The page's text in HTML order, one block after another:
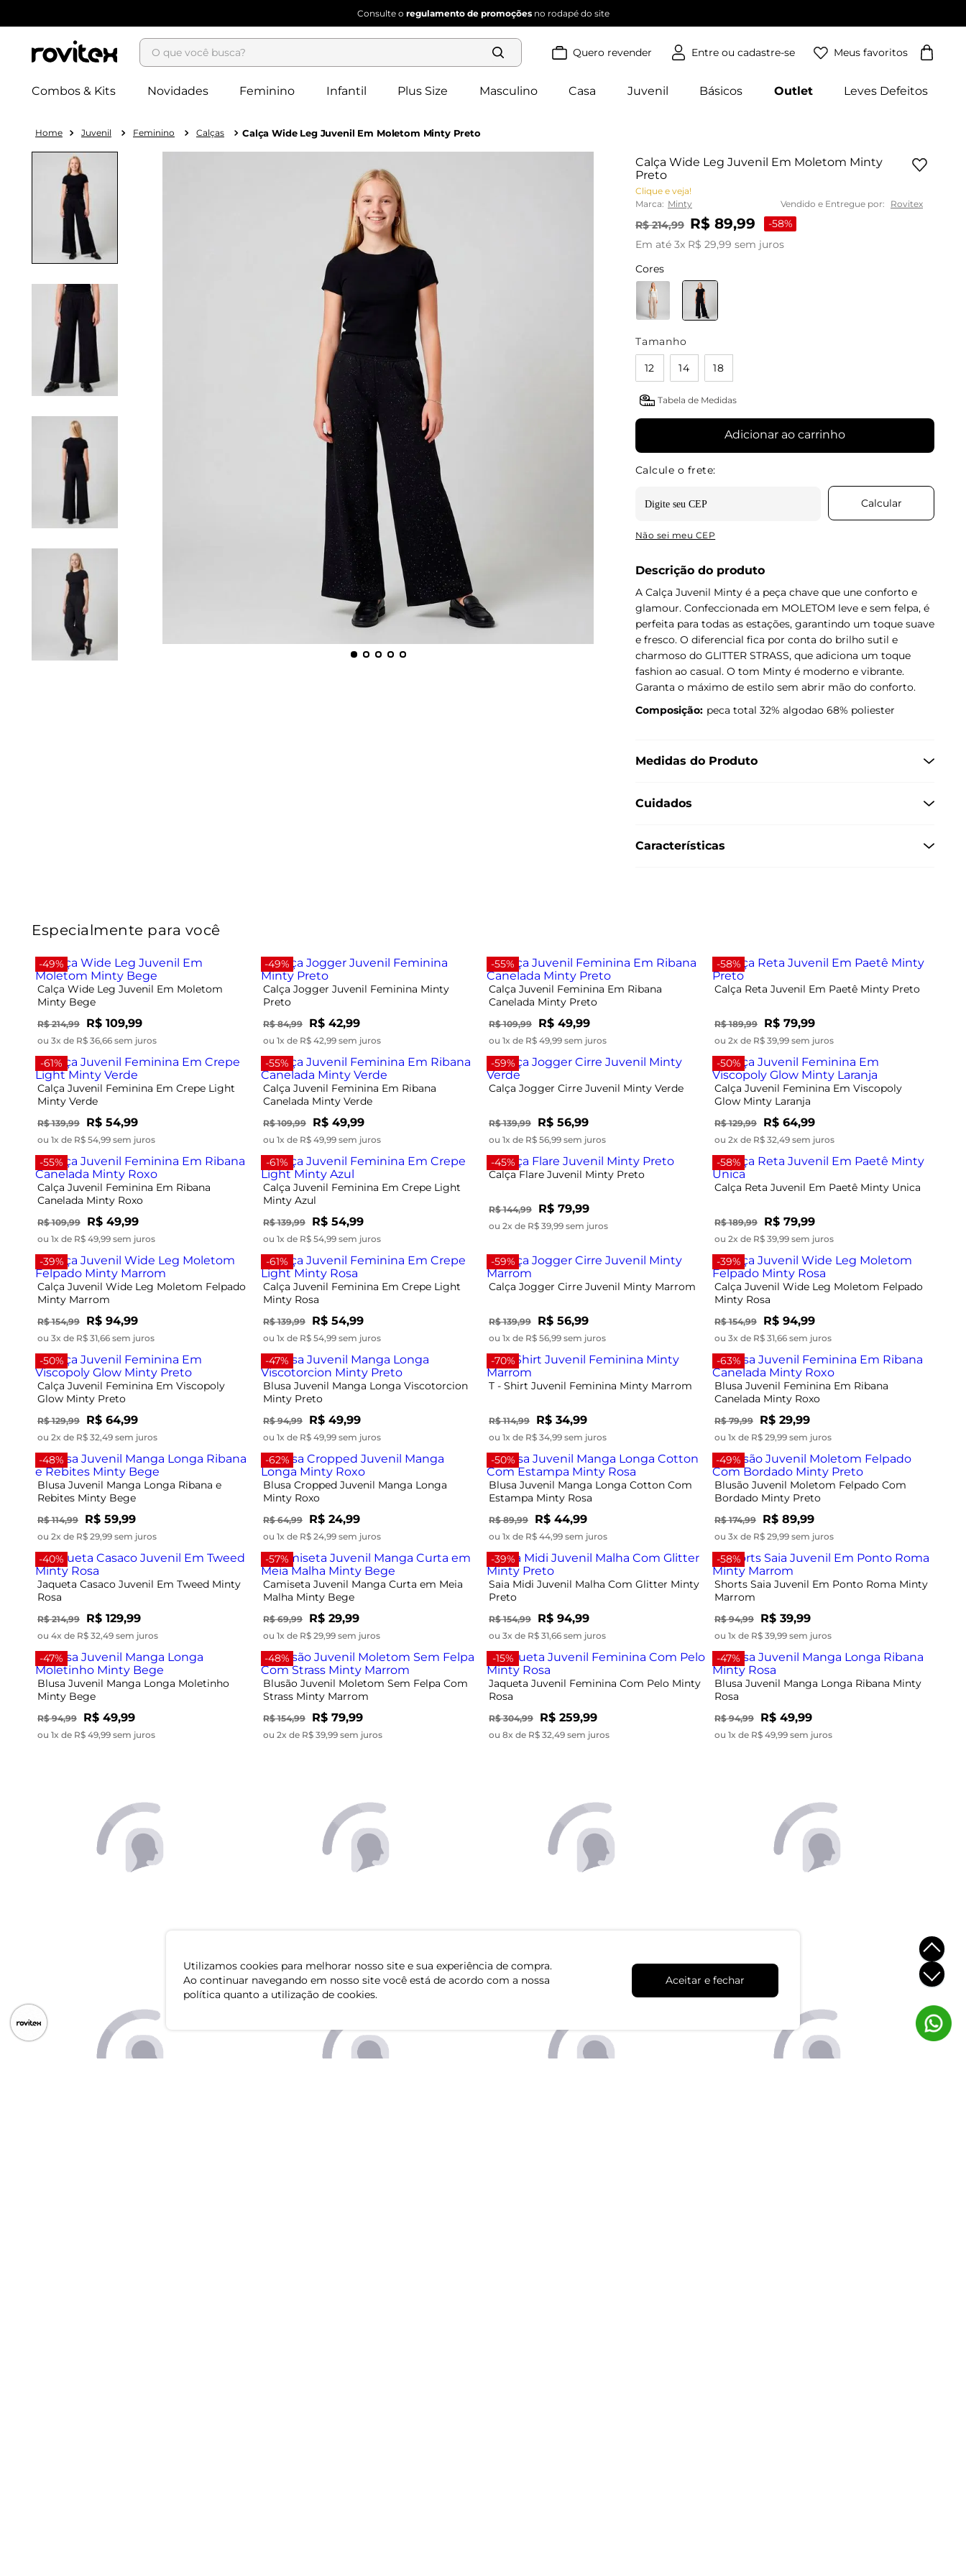
Consulte o regulamento de promoçõesno rodapé do site
O que você busca?
Quero revender Meus favoritos
Combos & Kits Novidades Feminino Infantil Plus Size Masculino Casa Juvenil Básicos Outlet Leves Defeitos
Utilizamos cookies para melhorar nosso site e sua experiência de compra.
Ao continuar navegando em nosso site você está de acordo com a nossa
política quanto a utilização de cookies.
Aceitar e fechar
Juvenil Feminino Calças Calça Wide Leg Juvenil Em Moletom Minty Preto
Calça Wide Leg Juvenil Em Moletom Minty
Preto
Clique e veja!
Marca: Minty Vendido e Entregue por: Rovitex
R$ 214,99 R$ 89,99 -58%
Em até 3x R$ 29,99 sem juros
Cores
Tamanho
12 14 18
Tabela de Medidas
Adicionar ao carrinho
Não sei meu CEP
Descrição do produto
A Calça Juvenil Minty é a peça chave que une conforto e
glamour. Confeccionada em MOLETOM leve e sem felpa, é
perfeita para todas as estações, garantindo um toque suave
e fresco. O diferencial fica por conta do brilho sutil e
charmoso do GLITTER STRASS, que adiciona um toque
fashion ao casual. O tom Minty é moderno e vibrante.
Garanta o máximo de estilo sem abrir mão do conforto.
Composição: peca total 32% algodao 68% poliester
Medidas do Produto
Cuidados
Características
Especialmente para você
-49%
Calça Wide Leg Juvenil Em Moletom
Minty Bege
R$ 214,99 R$ 109,99
ou 3x de R$ 36,66 sem juros
-49%
Calça Jogger Juvenil Feminina Minty
Preto
R$ 84,99 R$ 42,99
ou 1x de R$ 42,99 sem juros
-55%
Calça Juvenil Feminina Em Ribana
Canelada Minty Preto
R$ 109,99 R$ 49,99
ou 1x de R$ 49,99 sem juros
-58%
Calça Reta Juvenil Em Paetê Minty Preto
R$ 189,99 R$ 79,99
ou 2x de R$ 39,99 sem juros
-61%
Calça Juvenil Feminina Em Crepe Light
Minty Verde
R$ 139,99 R$ 54,99
ou 1x de R$ 54,99 sem juros
-55%
Calça Juvenil Feminina Em Ribana
Canelada Minty Verde
R$ 109,99 R$ 49,99
ou 1x de R$ 49,99 sem juros
-59%
Calça Jogger Cirre Juvenil Minty Verde
ou 1x de R$ 56,99 sem juros
-50%
Calça Juvenil Feminina Em Viscopoly
Glow Minty Laranja
R$ 64,99
ou 2x de R$ 32,49 sem juros
-55%
Calça Juvenil Feminina Em Ribana
Canelada Minty Roxo
R$ 49,99
ou 1x de R$ 49,99 sem juros
-61%
Calça Juvenil Feminina Em Crepe Light
Minty Azul
R$ 139,99 R$ 54,99
ou 1x de R$ 54,99 sem juros
-45%
Calça Flare Juvenil Minty Preto
R$ 144,99 R$ 79,99
ou 2x de R$ 39,99 sem juros
-58%
Calça Reta Juvenil Em Paetê Minty Unica
ou 2x de R$ 39,99 sem juros
Calça Juvenil Wide Leg Moletom Felpado
Minty Marrom
R$ 154,99 R$ 94,99
Calça Juvenil Feminina Em Crepe Light
Minty Rosa
R$ 139,99 R$ 54,99
Calça Jogger Cirre Juvenil Minty Marrom
R$ 139,99 R$ 56,99
Calça Juvenil Wide Leg Moletom Felpado
Minty Rosa
R$ 154,99 R$ 94,99
-50%
Calça Juvenil Feminina Em Viscopoly
Glow Minty Preto
R$ 129,99 R$ 64,99
ou 2x de R$ 32,49 sem juros
-47%
Blusa Juvenil Manga Longa Viscotorcion
Minty Preto
R$ 94,99 R$ 49,99
ou 1x de R$ 49,99 sem juros
-70%
T - Shirt Juvenil Feminina Minty Marrom
R$ 114,99 R$ 34,99
-63%
Blusa Juvenil Feminina Em Ribana
Canelada Minty Roxo
R$ 79,99 R$ 29,99
ou 1x de R$ 29,99 sem juros
-48%
Blusa Juvenil Manga Longa Ribana e
Rebites Minty Bege
R$ 114,99 R$ 59,99
ou 2x de R$ 29,99 sem juros
-62%
Blusa Cropped Juvenil Manga Longa
Minty Roxo
R$ 64,99 R$ 24,99
ou 1x de R$ 24,99 sem juros
-50%
Blusa Juvenil Manga Longa Cotton Com
Estampa Minty Rosa
R$ 89,99 R$ 44,99
ou 1x de R$ 44,99 sem juros
-49%
Blusão Juvenil Moletom Felpado Com
Bordado Minty Preto
R$ 174,99 R$ 89,99
ou 3x de R$ 29,99 sem juros
Jaqueta Casaco Juvenil Em Tweed Minty
Rosa
R$ 214,99 R$ 129,99
ou 4x de R$ 32,49 sem juros
-57%
Camiseta Juvenil Manga Curta em Meia
Malha Minty Bege
R$ 69,99 R$ 29,99
ou 1x de R$ 29,99 sem juros
Saia Midi Juvenil Malha Com Glitter Minty
Preto
R$ 154,99 R$ 94,99
ou 3x de R$ 31,66 sem juros
Shorts Saia Juvenil Em Ponto Roma Minty
Marrom
R$ 94,99 R$ 39,99
ou 1x de R$ 39,99 sem juros
-47%
Minty Bege
R$ 94,99 R$ 49,99
ou 1x de R$ 49,99 sem juros
-48%
Blusão Juvenil Moletom Sem Felpa Com
Strass Minty Marrom
R$ 154,99 R$ 79,99
ou 2x de R$ 39,99 sem juros
-15%
Rosa
R$ 304,99 R$ 259,99
ou 8x de R$ 32,49 sem juros
-47%
Rosa
R$ 94,99 R$ 49,99
ou 1x de R$ 49,99 sem juros
-58%
Blusa Juvenil Manga Curta em Ribana
Minty Vermelho
R$ 59,99 R$ 24,99
ou 1x de R$ 24,99 sem juros
-39%
Blusão Juvenil Moletom Careca Com
Capuz Minty Bege
R$ 219,99 R$ 134,99
ou 4x de R$ 33,74 sem juros
-39%
Shorts Saia Juvenil Em Tweed Minty
R$ 114,99 R$ 69,99
ou 2x de R$ 34,99 sem juros
-70%
Blusa Juvenil Manga Longa Minty
R$ 149,99 R$ 44,99
ou 1x de R$ 44,99 sem juros
R$ 44,99
ou 1x de R$ 44,99 sem juros
R$ 29,99
ou 1x de R$ 29,99 sem juros
R$ 54,99
ou 1x de R$ 54,99 sem juros
R$ 21,99
ou 1x de R$ 21,99 sem juros
Institucional
Quem somos
Formas de Entrega
Trocas e Devoluções
Atendimento
Central de Atendimento
Segunda à sexta das 8:00 às 17:00
Trocas e Devoluções
Clique aqui para solicitar
Termos mais
buscados
2º
vestido
3º